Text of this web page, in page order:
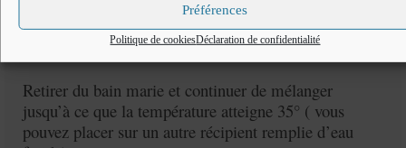
Préférences
Politique de cookiesDéclaration de confidentialité
Tempéragedu chocolat :
Retirer du bain marie et continuer de mélanger
jusqu’à ce que la température atteigne 35° ( vous
pouvez placer sur un autre récipient remplie d’eau